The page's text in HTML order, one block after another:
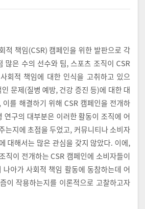
적 책임(CSR) 캠페인을 위한 발판으로 각
많은 수의 선수와 팀, 스포츠 조직이 CSR
회적 책임에 대한 인식을 고취하고 있으
문제(질병 예방, 건강 증진 등)에 대한 대
를 해결하기 위해 CSR 캠페인을 전개하
연구의 대부분은 이러한 활동이 조직에 어
는지에 초점을 두었고, 커뮤니티나 소비자
대해서는 많은 관심을 갖지 않았다. 이에,
직이 전개하는 CSR 캠페인에 소비자들이
나아가 사회적 책임 활동에 동참하는데 어
이 작용하는지를 이론적으로 고찰하고자